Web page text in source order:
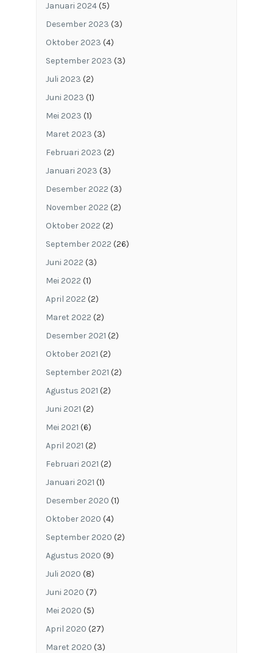
Januari 2024(5)
Desember 2023 (3)
Oktober 2023 (4)
September 2023 (3)
Juli 2023 (2)
Juni 2023 (1)
Mei 2023 (1)
Maret 2023 (3)
Februari 2023 (2)
Januari 2023 (3)
Desember 2022 (3)
November 2022 (2)
Oktober 2022 (2)
September 2022 (26)
Juni 2022 (3)
Mei 2022 (1)
April 2022 (2)
Maret 2022 (2)
Desember 2021 (2)
Oktober 2021 (2)
September 2021 (2)
Agustus 2021 (2)
Juni 2021 (2)
Mei 2021 (6)
April 2021 (2)
Februari 2021 (2)
Januari 2021 (1)
Desember 2020 (1)
Oktober 2020 (4)
September 2020 (2)
Agustus 2020 (9)
Juli 2020 (8)
Juni 2020 (7)
Mei 2020 (5)
April 2020 (27)
Maret 2020 (3)